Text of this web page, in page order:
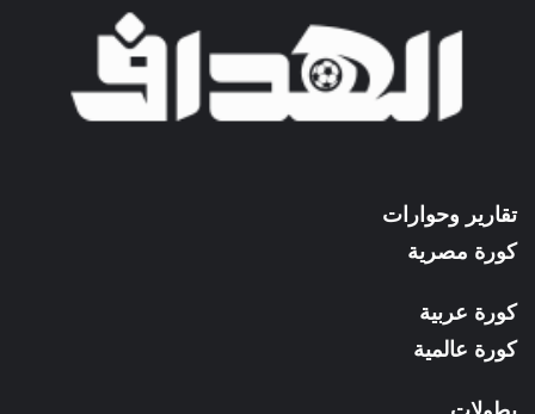
تقارير وحوارات
كورة مصرية
كورة عربية
كورة عالمية